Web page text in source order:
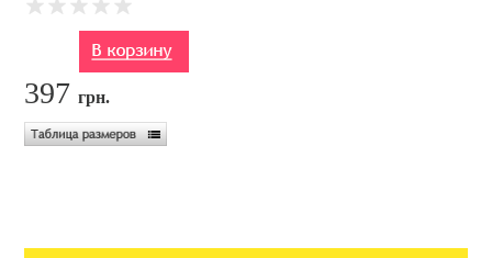
397грн.